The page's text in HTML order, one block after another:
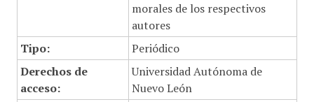
morales de los respectivos
autores
Tipo:
Periódico
Derechos de
acceso:
Universidad Autónoma de
Nuevo León